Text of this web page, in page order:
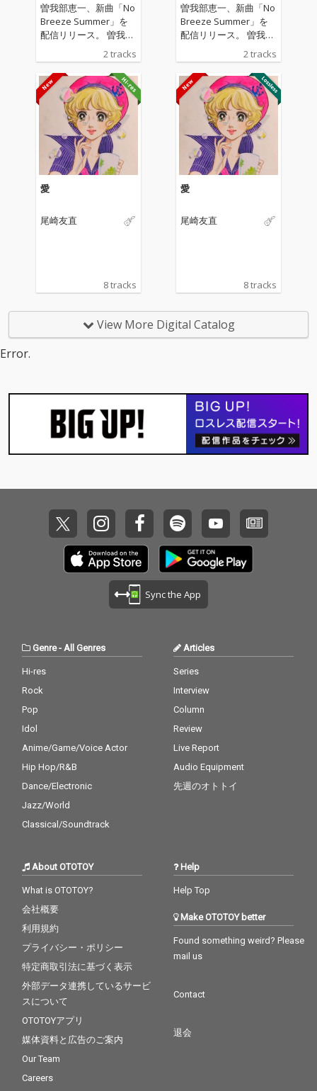
曽我部恵一、新曲「No
Breeze Summer」を
配信リリース。 曽我部
が全曲の作詞を手がけ
た関美彦のアルバム
「WEEKEND」の収録
曲を曽我部自身が歌
い、演奏した作品。表
題曲「No Breeze Sum
mer」は、夏の気だる
い感情をアシッドフォ
ーキーなアコースティ
ックサウンドで表現し
た楽曲であり、カップ
リング曲「ドミンゴ」
台に、旅する男のブル
さらにはエンジニアと
2 tracks
曽我部恵一、新曲「No
Breeze Summer」を
配信リリース。 曽我部
が全曲の作詞を手がけ
た関美彦のアルバム
「WEEKEND」の収録
曲を曽我部自身が歌
い、演奏した作品。表
題曲「No Breeze Sum
mer」は、夏の気だる
い感情をアシッドフォ
ーキーなアコースティ
ックサウンドで表現し
た楽曲であり、カップ
リング曲「ドミンゴ」
台に、旅する男のブル
さらにはエンジニアと
2 tracks
愛
尾崎友直
8 tracks
愛
尾崎友直
8 tracks
View More Digital Catalog
Error.
Sync the App
Genre- All Genres
Hi-res
Rock
Pop
Idol
Anime/Game/Voice Actor
Hip Hop/R&B
Dance/Electronic
Jazz/World
Classical/Soundtrack
Articles
Series
Interview
Column
Review
Live Report
Audio Equipment
先週のオトトイ
About OTOTOY
What is OTOTOY?
会社概要
利用規約
プライバシー・ポリシー
特定商取引法に基づく表示
外部データ連携しているサービ
スについて
OTOTOYアプリ
媒体資料と広告のご案内
Our Team
Careers
Help
Help Top
Make OTOTOY better
Found something weird? Please
mail us
Contact
退会